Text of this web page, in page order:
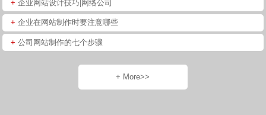
+ 企业网站设计技巧|网络公司
+ 企业在网站制作时要注意哪些
+ 公司网站制作的七个步骤
+ More>>